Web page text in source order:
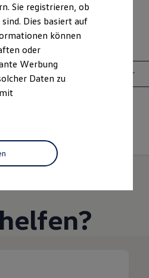
Ansprechpartner
Sie registrieren, ob
Dies basiert auf
können
oder
Werbung
Daten zu